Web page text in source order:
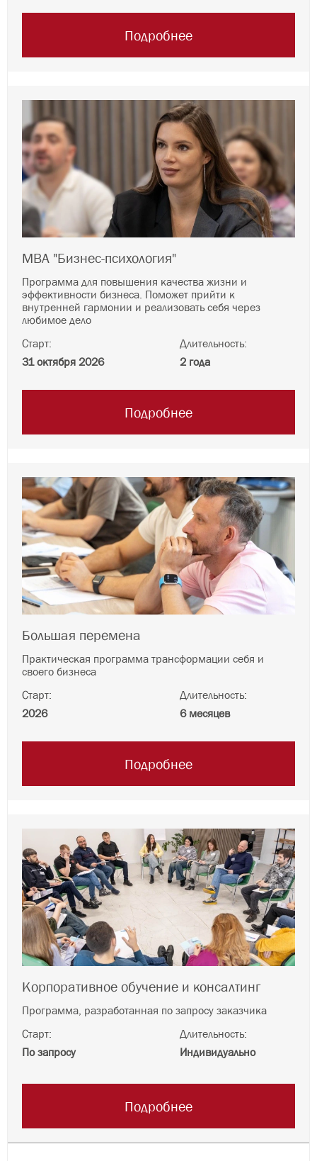
Подробнее
MBA "Бизнес-психология"
Программа для повышения качества жизни и
эффективности бизнеса. Поможет прийти к
внутренней гармонии и реализовать себя через
любимое дело
Старт:
31 октября 2026
Длительность:
2 года
Подробнее
Большая перемена
Практическая программа трансформации себя и
своего бизнеса
Старт:
2026
Длительность:
6 месяцев
Подробнее
Корпоративное обучение и консалтинг
Программа, разработанная по запросу заказчика
Старт:
По запросу
Длительность:
Индивидуально
Подробнее